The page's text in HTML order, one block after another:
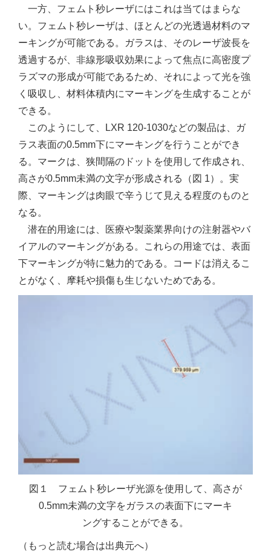
一方、フェムト秒レーザにはこれは当てはまらな
い。フェムト秒レーザは、ほとんどの光透過材料のマ
ーキングが可能である。ガラスは、そのレーザ波長を
透過するが、非線形吸収効果によって焦点に高密度プ
ラズマの形成が可能であるため、それによって光を強
く吸収し、材料体積内にマーキングを生成することが
できる。
このようにして、LXR 120-1030などの製品は、ガ
ラス表面の0.5mm下にマーキングを行うことができ
る。マークは、狭間隔のドットを使用して作成され、
高さが0.5mm未満の文字が形成される（図 1）。実
際、マーキングは肉眼で辛うじて見える程度のものと
なる。
潜在的用途には、医療や製薬業界向けの注射器やバ
イアルのマーキングがある。これらの用途では、表面
下マーキングが特に魅力的である。コードは消えるこ
とがなく、摩耗や損傷も生じないためである。
図１ フェムト秒レーザ光源を使用して、高さが
0.5mm未満の文字をガラスの表面下にマーキ
ングすることができる。
（もっと読む場合は出典元へ）